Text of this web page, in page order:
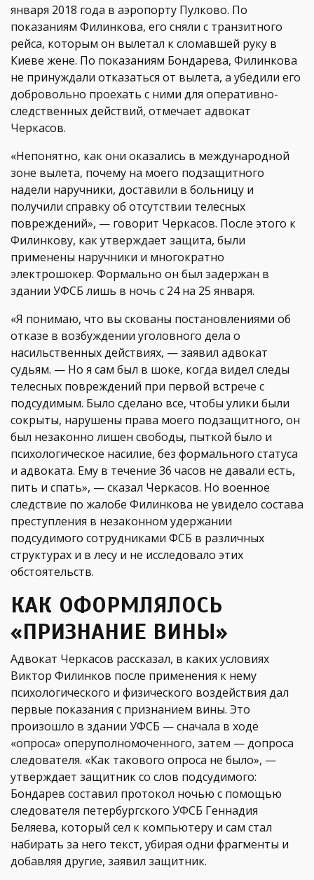
января 2018 года в аэропорту Пулково. По
показаниям Филинкова, его сняли с транзитного
рейса, которым он вылетал к сломавшей руку в
Киеве жене. По показаниям Бондарева, Филинкова
не принуждали отказаться от вылета, а убедили его
добровольно проехать с ними для оперативно-
следственных действий, отмечает адвокат
Черкасов.
«Непонятно, как они оказались в международной
зоне вылета, почему на моего подзащитного
надели наручники, доставили в больницу и
получили справку об отсутствии телесных
повреждений», — говорит Черкасов. После этого к
Филинкову, как утверждает защита, были
применены наручники и многократно
электрошокер. Формально он был задержан в
здании УФСБ лишь в ночь с 24 на 25 января.
«Я понимаю, что вы скованы постановлениями об
отказе в возбуждении уголовного дела о
насильственных действиях, — заявил адвокат
судьям. — Но я сам был в шоке, когда видел следы
телесных повреждений при первой встрече с
подсудимым. Было сделано все, чтобы улики были
сокрыты, нарушены права моего подзащитного, он
был незаконно лишен свободы, пыткой было и
психологическое насилие, без формального статуса
и адвоката. Ему в течение 36 часов не давали есть,
пить и спать», — сказал Черкасов. Но военное
следствие по жалобе Филинкова не увидело состава
преступления в незаконном удержании
подсудимого сотрудниками ФСБ в различных
структурах и в лесу и не исследовало этих
обстоятельств.
КАК ОФОРМЛЯЛОСЬ
«ПРИЗНАНИЕ ВИНЫ»
Адвокат Черкасов рассказал, в каких условиях
Виктор Филинков после применения к нему
психологического и физического воздействия дал
первые показания с признанием вины. Это
произошло в здании УФСБ — сначала в ходе
«опроса» оперуполномоченного, затем — допроса
следователя. «Как такового опроса не было», —
утверждает защитник со слов подсудимого:
Бондарев составил протокол ночью с помощью
следователя петербургского УФСБ Геннадия
Беляева, который сел к компьютеру и сам стал
набирать за него текст, убирая одни фрагменты и
добавляя другие, заявил защитник.